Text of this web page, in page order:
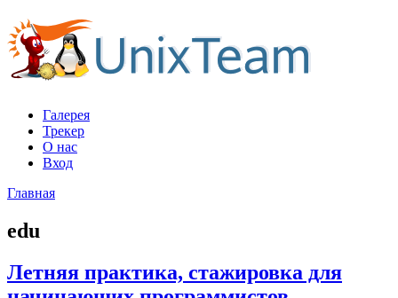
Галерея
Трекер
О нас
Вход
Главная
edu
Летняя практика, стажировка для